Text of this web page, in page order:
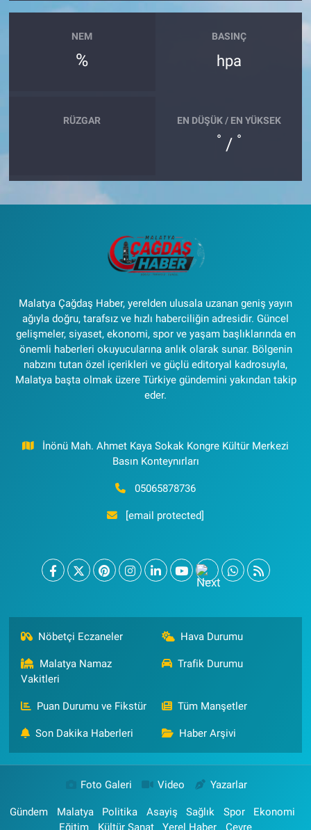
NEM
%
BASINÇ
hpa
RÜZGAR EN DÜŞÜK / EN YÜKSEK
° / °
Malatya Çağdaş Haber, yerelden ulusala uzanan geniş yayın
ağıyla doğru, tarafsız ve hızlı haberciliğin adresidir. Güncel
gelişmeler, siyaset, ekonomi, spor ve yaşam başlıklarında en
önemli haberleri okuyucularına anlık olarak sunar. Bölgenin
nabzını tutan özel içerikleri ve güçlü editoryal kadrosuyla,
Malatya başta olmak üzere Türkiye gündemini yakından takip
eder.
İnönü Mah. Ahmet Kaya Sokak Kongre Kültür Merkezi
Basın Konteynırları
05065878736
[email protected]
Nöbetçi Eczaneler Hava Durumu
Malatya Namaz
Vakitleri
Trafik Durumu
Puan Durumu ve Fikstür Tüm Manşetler
Son Dakika Haberleri Haber Arşivi
Foto Galeri Video Yazarlar
Gündem Malatya Politika Asayiş Sağlık Spor
Ekonomi
Eğitim
Kültür Sanat Yerel Haber Çevre